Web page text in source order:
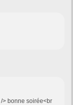
> bonne soirée<br